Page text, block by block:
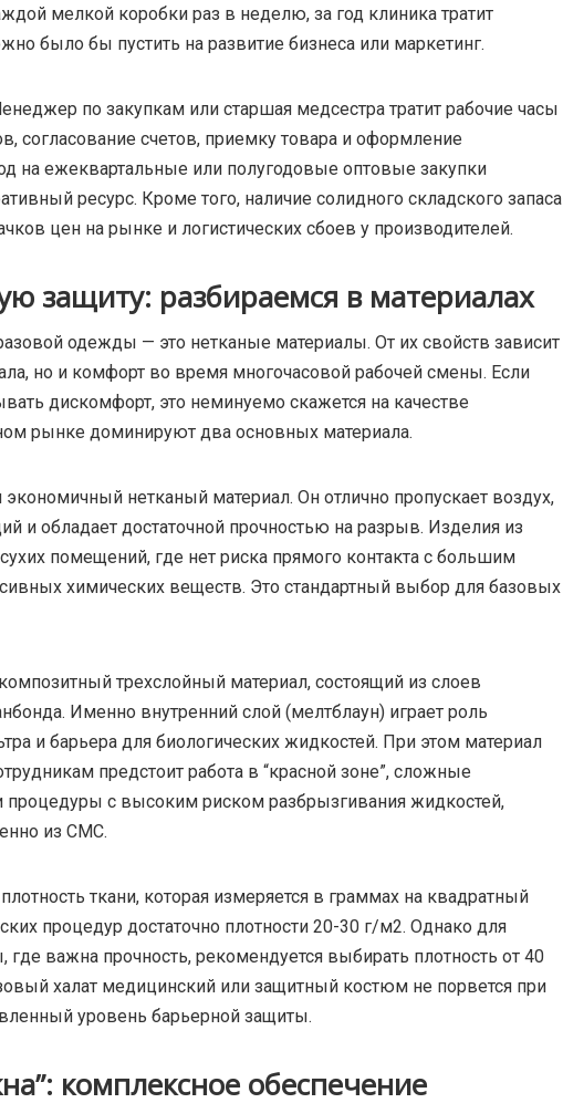
мелкой коробки раз в неделю, за год клиника тратит
было бы пустить на развитие бизнеса или маркетинг.
по закупкам или старшая медсестра тратит рабочие часы
согласование счетов, приемку товара и оформление
на ежеквартальные или полугодовые оптовые закупки
ресурс. Кроме того, наличие солидного складского запаса
цен на рынке и логистических сбоев у производителей.
защиту: разбираемся в материалах
одежды — это нетканые материалы. От их свойств зависит
но и комфорт во время многочасовой рабочей смены. Если
дискомфорт, это неминуемо скажется на качестве
рынке доминируют два основных материала.
нетканый материал. Он отлично пропускает воздух,
и обладает достаточной прочностью на разрыв. Изделия из
помещений, где нет риска прямого контакта с большим
химических веществ. Это стандартный выбор для базовых
трехслойный материал, состоящий из слоев
Именно внутренний слой (мелтблаун) играет роль
и барьера для биологических жидкостей. При этом материал
предстоит работа в “красной зоне”, сложные
процедуры с высоким риском разбрызгивания жидкостей,
из СМС.
ткани, которая измеряется в граммах на квадратный
процедур достаточно плотности 20-30 г/м2. Однако для
важна прочность, рекомендуется выбирать плотность от 40
халат медицинский или защитный костюм не порвется при
уровень барьерной защиты.
комплексное обеспечение